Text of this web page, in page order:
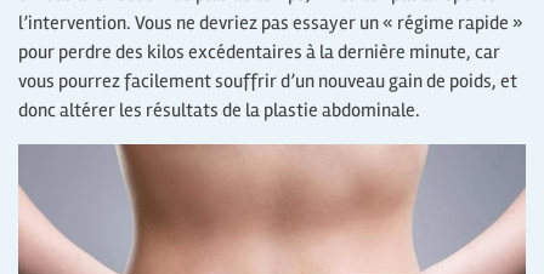
l’intervention. Vous ne devriez pas essayer un « régime rapide »
pour perdre des kilos excédentaires à la dernière minute, car
vous pourrez facilement souffrir d’un nouveau gain de poids, et
donc altérer les résultats de la plastie abdominale.